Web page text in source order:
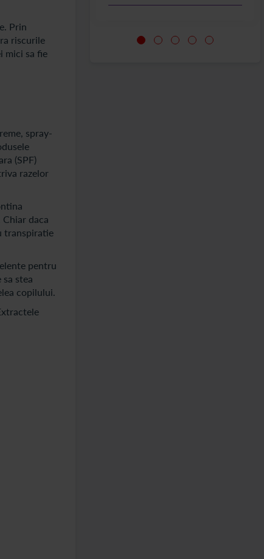
Prin
riscurile
mici sa fie
spray-
(SPF)
razelor
daca
transpiratie
pentru
stea
copilului.